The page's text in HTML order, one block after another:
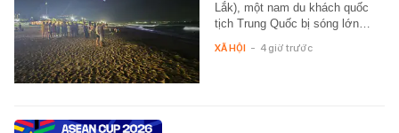
Lắk), một nam du khách quốc
tịch Trung Quốc bị sóng lớn…
XÃ HỘI - 4 giờ trước